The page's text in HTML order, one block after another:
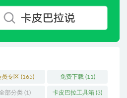
员专区 (165) 免费下载 (11)
部分类 (1) 卡皮巴拉工具箱 (3)